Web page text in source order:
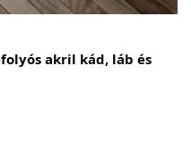
akril kád, láb és